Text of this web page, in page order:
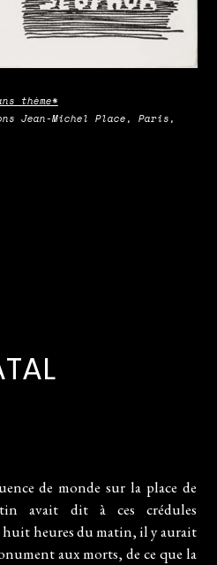
thème*
Jean-Michel Place, Paris,
de monde sur la place de
avait dit à ces crédules
huit heures du matin, il y aurait
aux morts, de ce que la